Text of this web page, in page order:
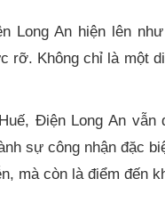
Long An hiện lên
rỡ. Không chỉ là một
Điện Long An
sự công nhận đặc
mà còn là điểm đến